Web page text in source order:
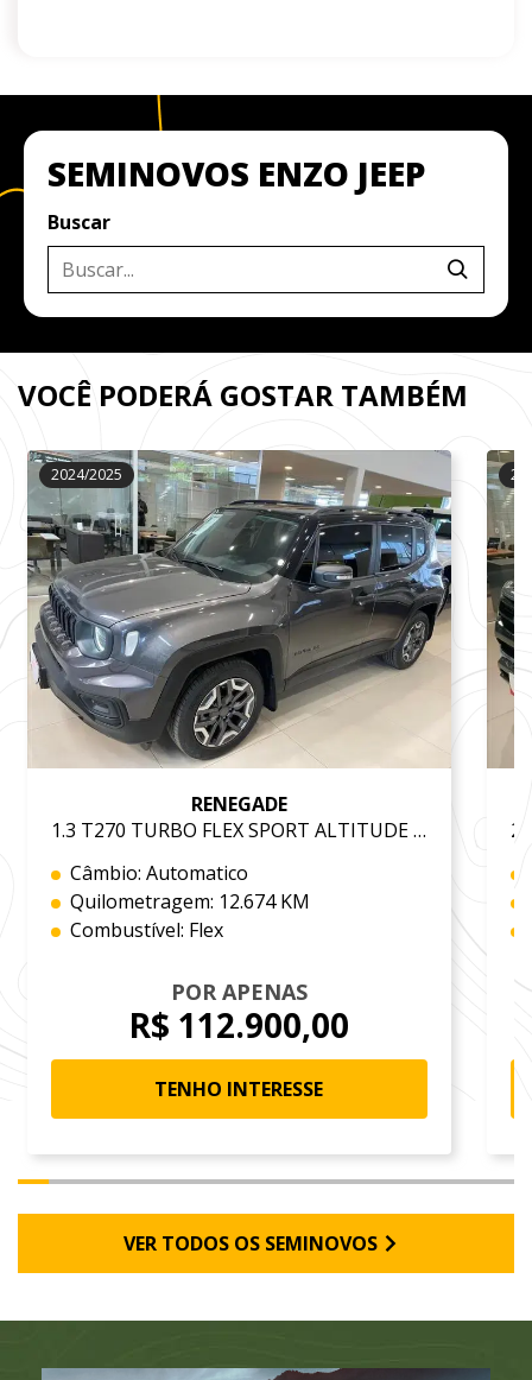
SEMINOVOS ENZO JEEP
Buscar
VOCÊ PODERÁ GOSTAR TAMBÉM
2024/2025
RENEGADE
1.3 T270 TURBO FLEX SPORT ALTITUDE AT6
Câmbio: Automatico
Quilometragem: 12.674 KM
Combustível: Flex
POR APENAS
R$ 112.900,00
TENHO INTERESSE
VER TODOS OS SEMINOVOS